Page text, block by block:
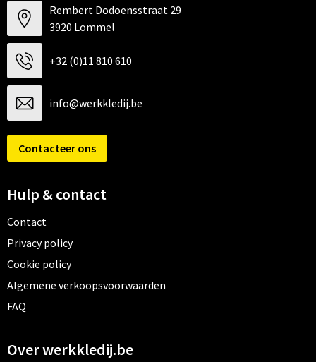
Rembert Dodoensstraat 29
3920 Lommel
+32 (0)11 810 610
info@werkkledij.be
Contacteer ons
Hulp & contact
Contact
Privacy policy
Cookie policy
Algemene verkoopsvoorwaarden
FAQ
Over werkkledij.be